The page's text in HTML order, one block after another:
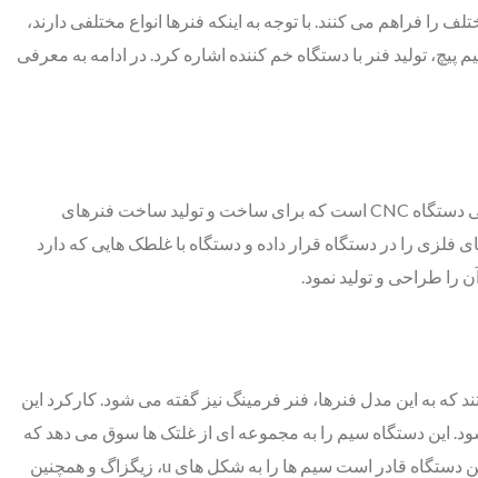
را فراهم می‌ کنند. با توجه به اینکه فنرها انواع مختلفی دارند،
تولید فنر با دستگاه خم کننده اشاره کرد. در ادامه به معرفی
یکی از پر کاربردترین و پر استفاده ترین دستگاه فنرسازی، دستگاه سیم پیچ است که با اسم دستگاه کویل نیز شناخته می شود. این نوع دستگاه نوعی دستگاه CNC است که برای ساخت و تولید ساخت فنرهای
را در دستگاه قرار داده و دستگاه با غلطک هایی که دارد
را طراحی و تولید نمود.
به این مدل فنرها، فنر فرمینگ نیز گفته می شود. کارکرد این
این دستگاه سیم را به مجموعه ای از غلتک ها سوق می دهد که
هر کدام توسط برنامه کامپیوتری که به آن داده شده شکل خاصی را به مفتول می دهند و با خم کردن سیم شکل فنرهای فرمینگ را ایجاد می کند. این دستگاه قادر است سیم ها را به شکل های u، زیگزاگ و همچنین